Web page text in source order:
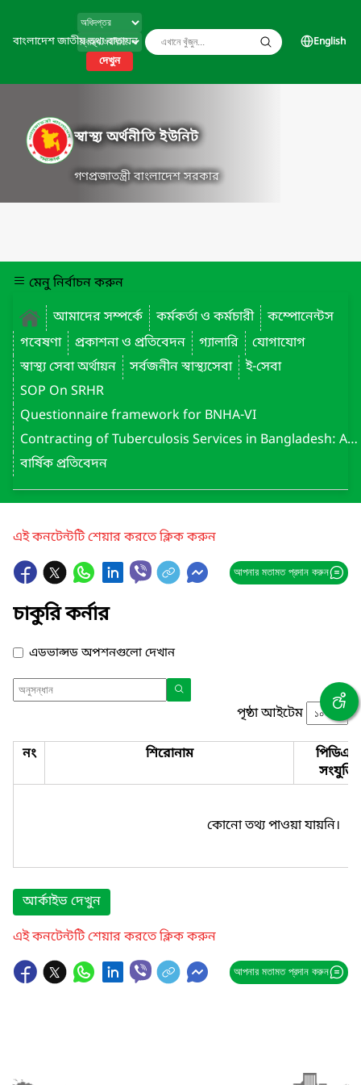
বাংলাদেশ জাতীয় তথ্য বাতায়ন
দেখুন
English
স্বাস্থ্য অর্থনীতি ইউনিট
গণপ্রজাতন্ত্রী বাংলাদেশ সরকার
মেনু নির্বাচন করুন
আমাদের সম্পর্কে
কর্মকর্তা ও কর্মচারী
কম্পোনেন্টস
গবেষণা
প্রকাশনা ও প্রতিবেদন গ্যালারি
যোগাযোগ
স্বাস্থ্য সেবা অর্থায়ন
সর্বজনীন স্বাস্থ্যসেবা
ই-সেবা
SOP On SRHR
Questionnaire framework for BNHA-VI
Contracting of Tuberculosis Services in Bangladesh: Assessment Report (May 2022)
বার্ষিক প্রতিবেদন
এই কনটেন্টটি শেয়ার করতে ক্লিক করুন
আপনার মতামত প্রদান করুন
চাকুরি কর্নার
এডভান্সড অপশনগুলো দেখান
পৃষ্ঠা আইটেম
নং শিরোনাম
পিডিএফ
সংযুক্তি
কোনো তথ্য পাওয়া যায়নি।
আর্কাইভ দেখুন
এই কনটেন্টটি শেয়ার করতে ক্লিক করুন
আপনার মতামত প্রদান করুন